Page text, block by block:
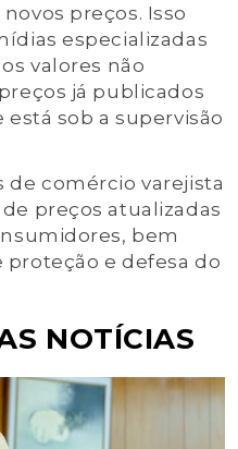
preços. Isso
especializadas
valores não
já publicados
sob a supervisão
de comércio varejista
preços atualizadas
bem
proteção e defesa do
NOTÍCIAS